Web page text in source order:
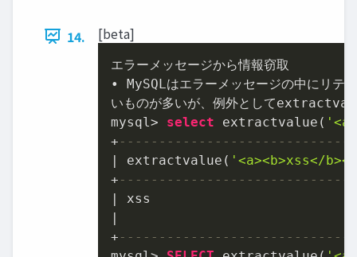
14. [beta]
エラーメッセージから情報窃取
• MySQLはエラーメッセージの中にリテ
いものが多いが、例外として
mysql > select extractvalue(
+
|
extractvalue( '<a><b>xss</
+
|
|
+